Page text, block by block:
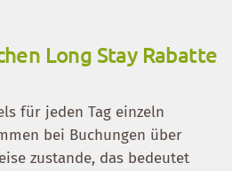
Long Stay Rabatte
für jeden Tag einzeln
bei Buchungen über
zustande, das bedeutet